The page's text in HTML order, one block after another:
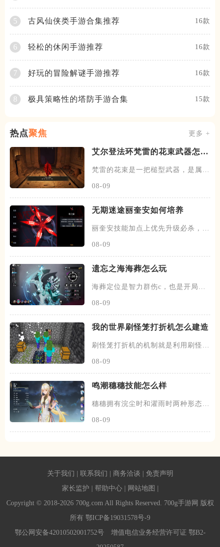
5 古风仙侠类手游合集推荐 16款
6 轻松的休闲手游推荐 16款
7 好玩的冒险解谜手游推荐 16款
8 极具策略性的塔防手游合集 15款
热点聚焦 更多 +
艾尔登法环梵雷的花束武器怎么
梵雷的花束是一把槌型武器，是属于
08-09
无期迷途丽奎安如何培养
丽奎安技能加点上优先升级必杀，其
08-09
遗忘之海海葬怎么玩
海葬定位是智力群伤c，也是开局可
08-09
我的世界刷怪笼打折机怎么建造
刷怪笼打折机的机制就是利用刷怪笼
08-09
鸣潮穗穗技能怎么样
穗穗拥有浣尘时和濯雨时两种形态，
08-09
关于我们 联系我们 商务洽谈
免责声明
家长监护
帮助中心 网站地图
Copyright © 2018-2026 700g.com All Rights Reserved. 700g手游网 版权
所有 鄂ICP备19031578号-9
鄂公网安备42010502001752号增值电信业务经营许可证 鄂B2-